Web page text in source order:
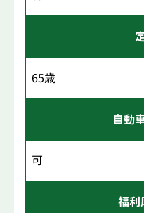
65歳
自動
可
福利